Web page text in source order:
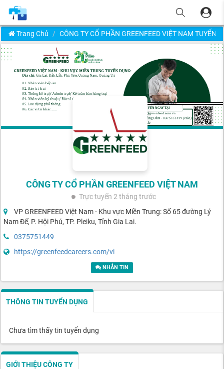
Trang Chủ CÔNG TY CỔ PHẦN GREENFEED VIỆT NAM TUYỂN
CÔNG TY CỔ PHẦN GREENFEED VIỆT NAM
Trực tuyến 2 tháng trước
VP GREENFEED Việt Nam - Khu vực Miền Trung: Số 65 đường Lý
Nam Đế, P. Hội Phú, TP. Pleiku, Tỉnh Gia Lai.
0375751449
https://greenfeedcareers.com/vi
NHẮN TIN
THÔNG TIN TUYỂN DỤNG
Chưa tìm thấy tin tuyển dụng
GIỚI THIỆU CÔNG TY